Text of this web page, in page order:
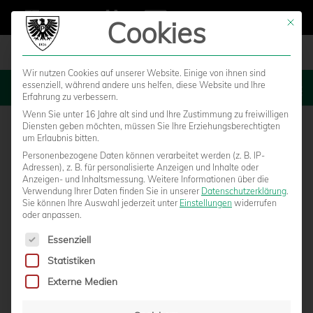
MENU
MALERISCHE AUSSICHT FÜR U12-
Mit
Cookies
Wir nutzen Cookies auf unserer Website. Einige von ihnen sind
essenziell, während andere uns helfen, diese Website und Ihre
Erfahrung zu verbessern.
Wenn Sie unter 16 Jahre alt sind und Ihre Zustimmung zu freiwilligen
Diensten geben möchten, müssen Sie Ihre Erziehungsberechtigten
um Erlaubnis bitten.
Personenbezogene Daten können verarbeitet werden (z. B. IP-
Adressen), z. B. für personalisierte Anzeigen und Inhalte oder
Anzeigen- und Inhaltsmessung. Weitere Informationen über die
Verwendung Ihrer Daten finden Sie in unserer Datenschutzerklärung.
Sie können Ihre Auswahl jederzeit unter Einstellungen widerrufen
oder anpassen.
Es folgt eine Liste der Service-Gruppen, für die eine
Essenziell
Statistiken
Externe Medien